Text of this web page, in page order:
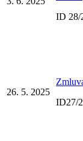
ID 28/
26. 5. 2025
ID27/